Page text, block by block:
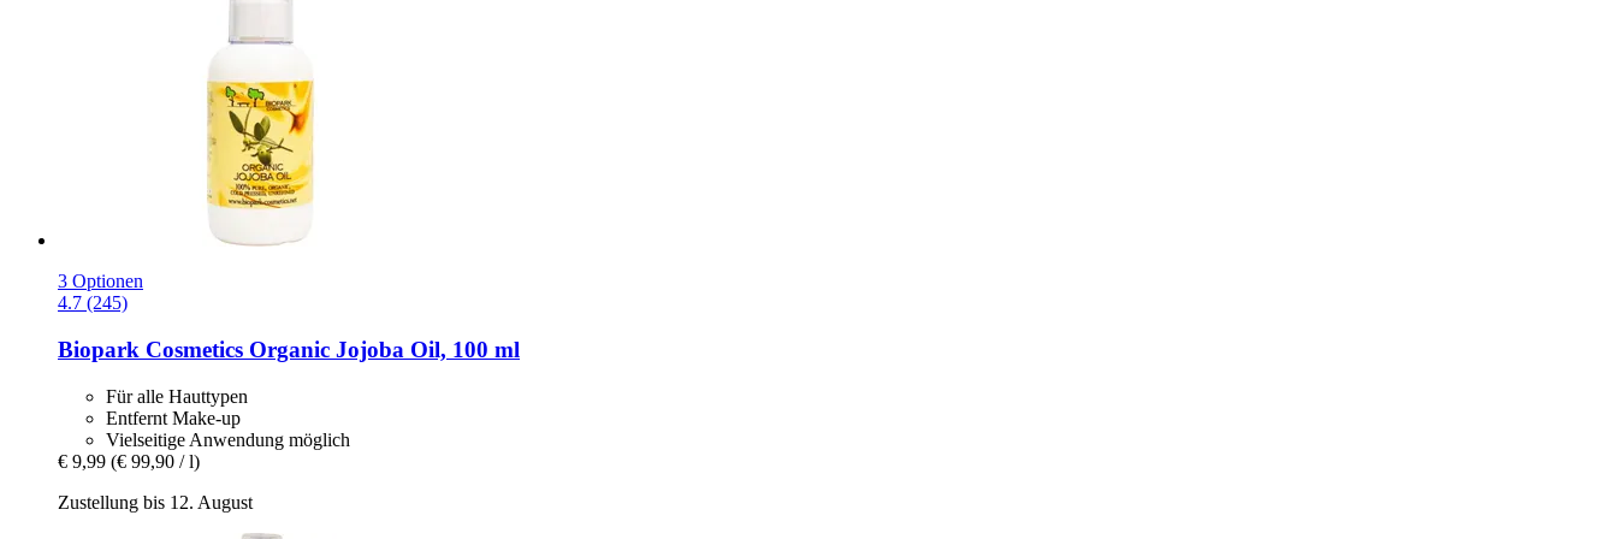
3 Optionen
4.7 (245)
Biopark Cosmetics Organic Jojoba Oil, 100 ml
Für alle Hauttypen
Entfernt Make-up
Vielseitige Anwendung möglich
€ 9,99 (€ 99,90 / l)
Zustellung bis 12. August